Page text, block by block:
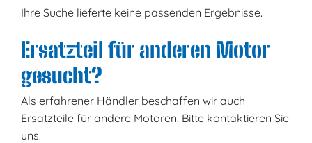
Ihre Suche lieferte keine passenden Ergebnisse.
Ersatzteil für anderen Motor
gesucht?
Als erfahrener Händler beschaffen wir auch
Ersatzteile für andere Motoren. Bitte kontaktieren Sie
uns.